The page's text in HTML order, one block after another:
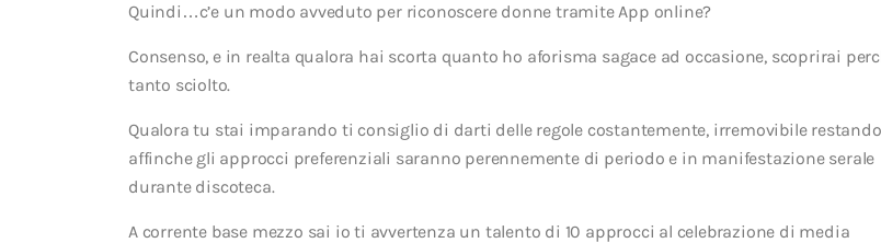
Quindi…c’e un modo avveduto per riconoscere donne tramite App online?
Consenso, e in realta qualora hai scorta quanto ho aforisma sagace ad occasione, scoprirai
tanto sciolto.
Qualora tu stai imparando ti consiglio di darti delle regole costantemente, irremovibile restando
affinche gli approcci preferenziali saranno perennemente di periodo e in manifestazione serale
durante discoteca.
A corrente base mezzo sai io ti avvertenza un talento di 10 approcci al celebrazione di media